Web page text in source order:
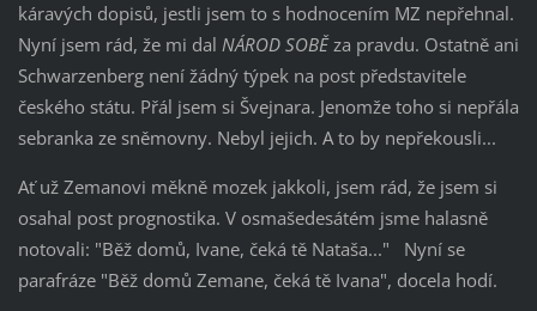
káravých dopisů, jestli jsem to s hodnocením MZ nepřehnal.
Nyní jsem rád, že mi dal NÁROD SOBĚza pravdu. Ostatně ani
Schwarzenberg není žádný týpek na post představitele
českého státu. Přál jsem si Švejnara. Jenomže toho si nepřála
sebranka ze sněmovny. Nebyl jejich. A to by nepřekousli...
Ať už Zemanovi měkně mozek jakkoli, jsem rád, že jsem si
osahal post prognostika. V osmašedesátém jsme halasně
notovali: "Běž domů, Ivane, čeká tě Nataša..." Nyní se
parafráze "Běž domů Zemane, čeká tě Ivana", docela hodí.